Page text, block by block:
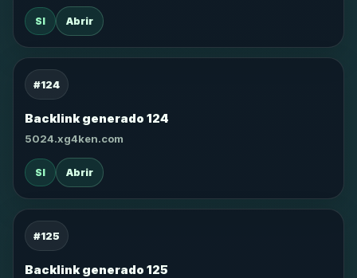
SI Abrir
#124
Backlink generado 124
5024.xg4ken.com
SI Abrir
#125
Backlink generado 125